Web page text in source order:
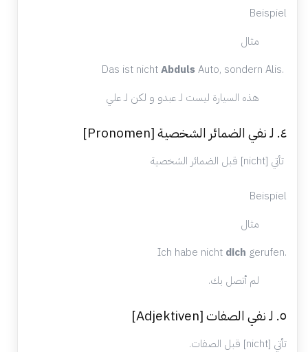
Beispiel
مثال
Das ist nichtAbdulsAuto, sondern Alis.
هذه السيارة ليست لـ عبدو و لكن لـ علي
٤. لـ نفي الضمائر الشخصية [Pronomen]
تأتي [nicht] قبل الضمائر الشخصية
Beispiel
مثال
Ich habe nicht dich gerufen.
لم أتصل بك.
٥. لـ نفي الصفات [Adjektiven]
تأتي [nicht] قبل الصفات.